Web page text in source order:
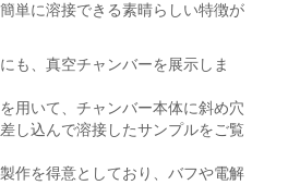
単に溶接できる素晴らしい特徴が
も、真空チャンバーを展示しま
用いて、チャンバー本体に斜め穴
し込んで溶接したサンプルをご覧
作を得意としており、バフや電解